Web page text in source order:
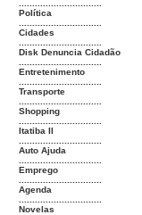
Política
Cidades
Disk Denuncia Cidadão
Entretenimento
Transporte
Shopping
Itatiba II
Auto Ajuda
Emprego
Agenda
Novelas